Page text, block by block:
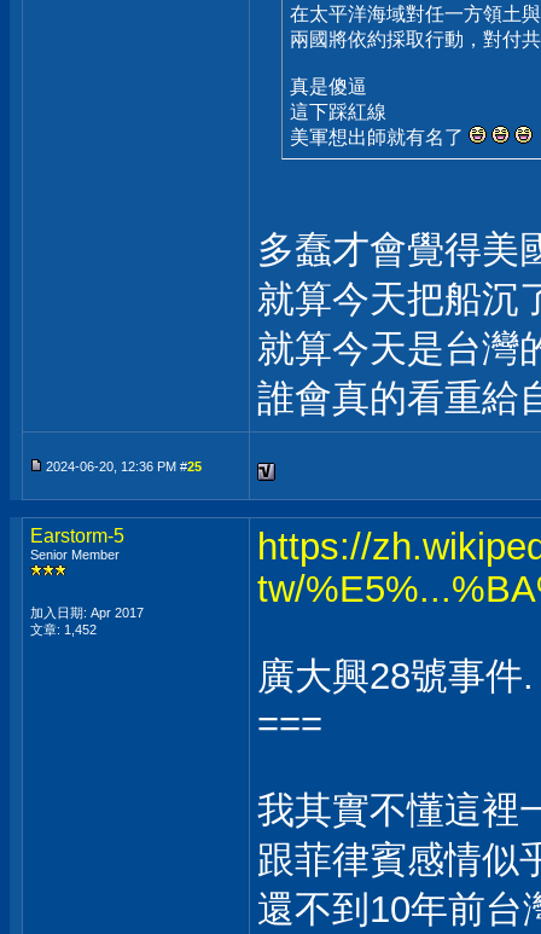
在太平洋海域對任一方領土
兩國將依約採取行動，對付
真是傻逼
這下踩紅線
美軍想出師就有名了
多蠢才會覺得美
就算今天把船沉
就算今天是台灣
誰會真的看重給
2024-06-20, 12:36 PM #25
Earstorm-5
Senior Member
加入日期: Apr 2017
文章: 1,452
https://
tw/
廣大興28號事件.
===
我其實不懂這裡
跟菲律賓感情似
還不到10年前台